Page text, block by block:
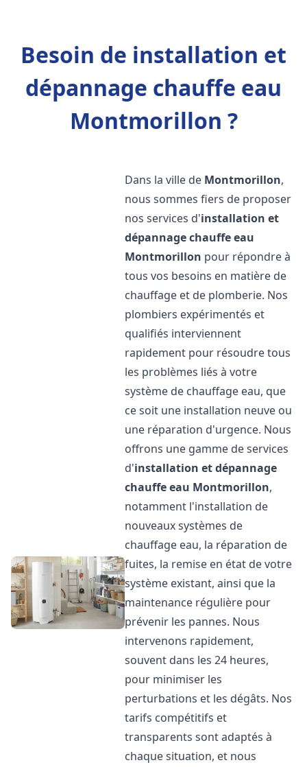
Besoin de installation et
dépannage chauffe eau
Montmorillon ?
Dans la ville de Montmorillon,
nous sommes fiers de proposer
nos services d'installation et
dépannage chauffe eau
Montmorillon pour répondre à
tous vos besoins en matière de
chauffage et de plomberie. Nos
plombiers expérimentés et
qualifiés interviennent
rapidement pour résoudre tous
les problèmes liés à votre
système de chauffage eau, que
ce soit une installation neuve ou
une réparation d'urgence. Nous
offrons une gamme de services
d'installation et dépannage
chauffe eau Montmorillon,
notamment l'installation de
nouveaux systèmes de
chauffage eau, la réparation de
fuites, la remise en état de votre
système existant, ainsi que la
maintenance régulière pour
prévenir les pannes. Nous
intervenons rapidement,
souvent dans les 24 heures,
pour minimiser les
perturbations et les dégâts. Nos
tarifs compétitifs et
transparents sont adaptés à
chaque situation, et nous